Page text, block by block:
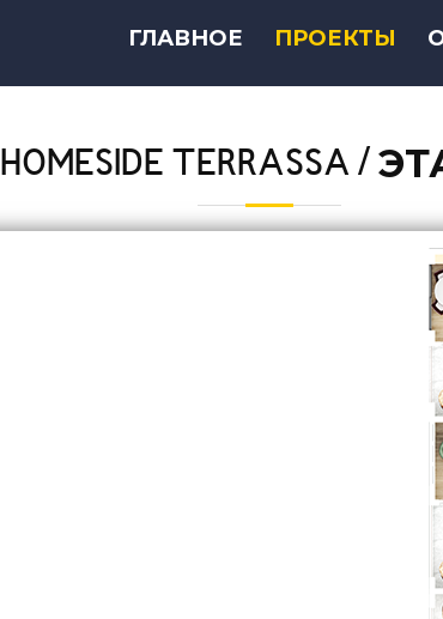
ГЛАВНОЕ ПРОЕКТЫ
HOMESIDE TERRASSA /